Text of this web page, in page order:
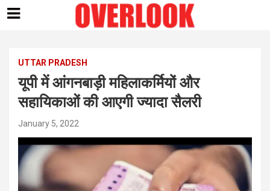
contentUTTAR PRADESH
यूपी में आंगनबाड़ी महिलाकर्मियों और
सहायिकाओं की आएगी ज्यादा सैलरी
January 5, 2022